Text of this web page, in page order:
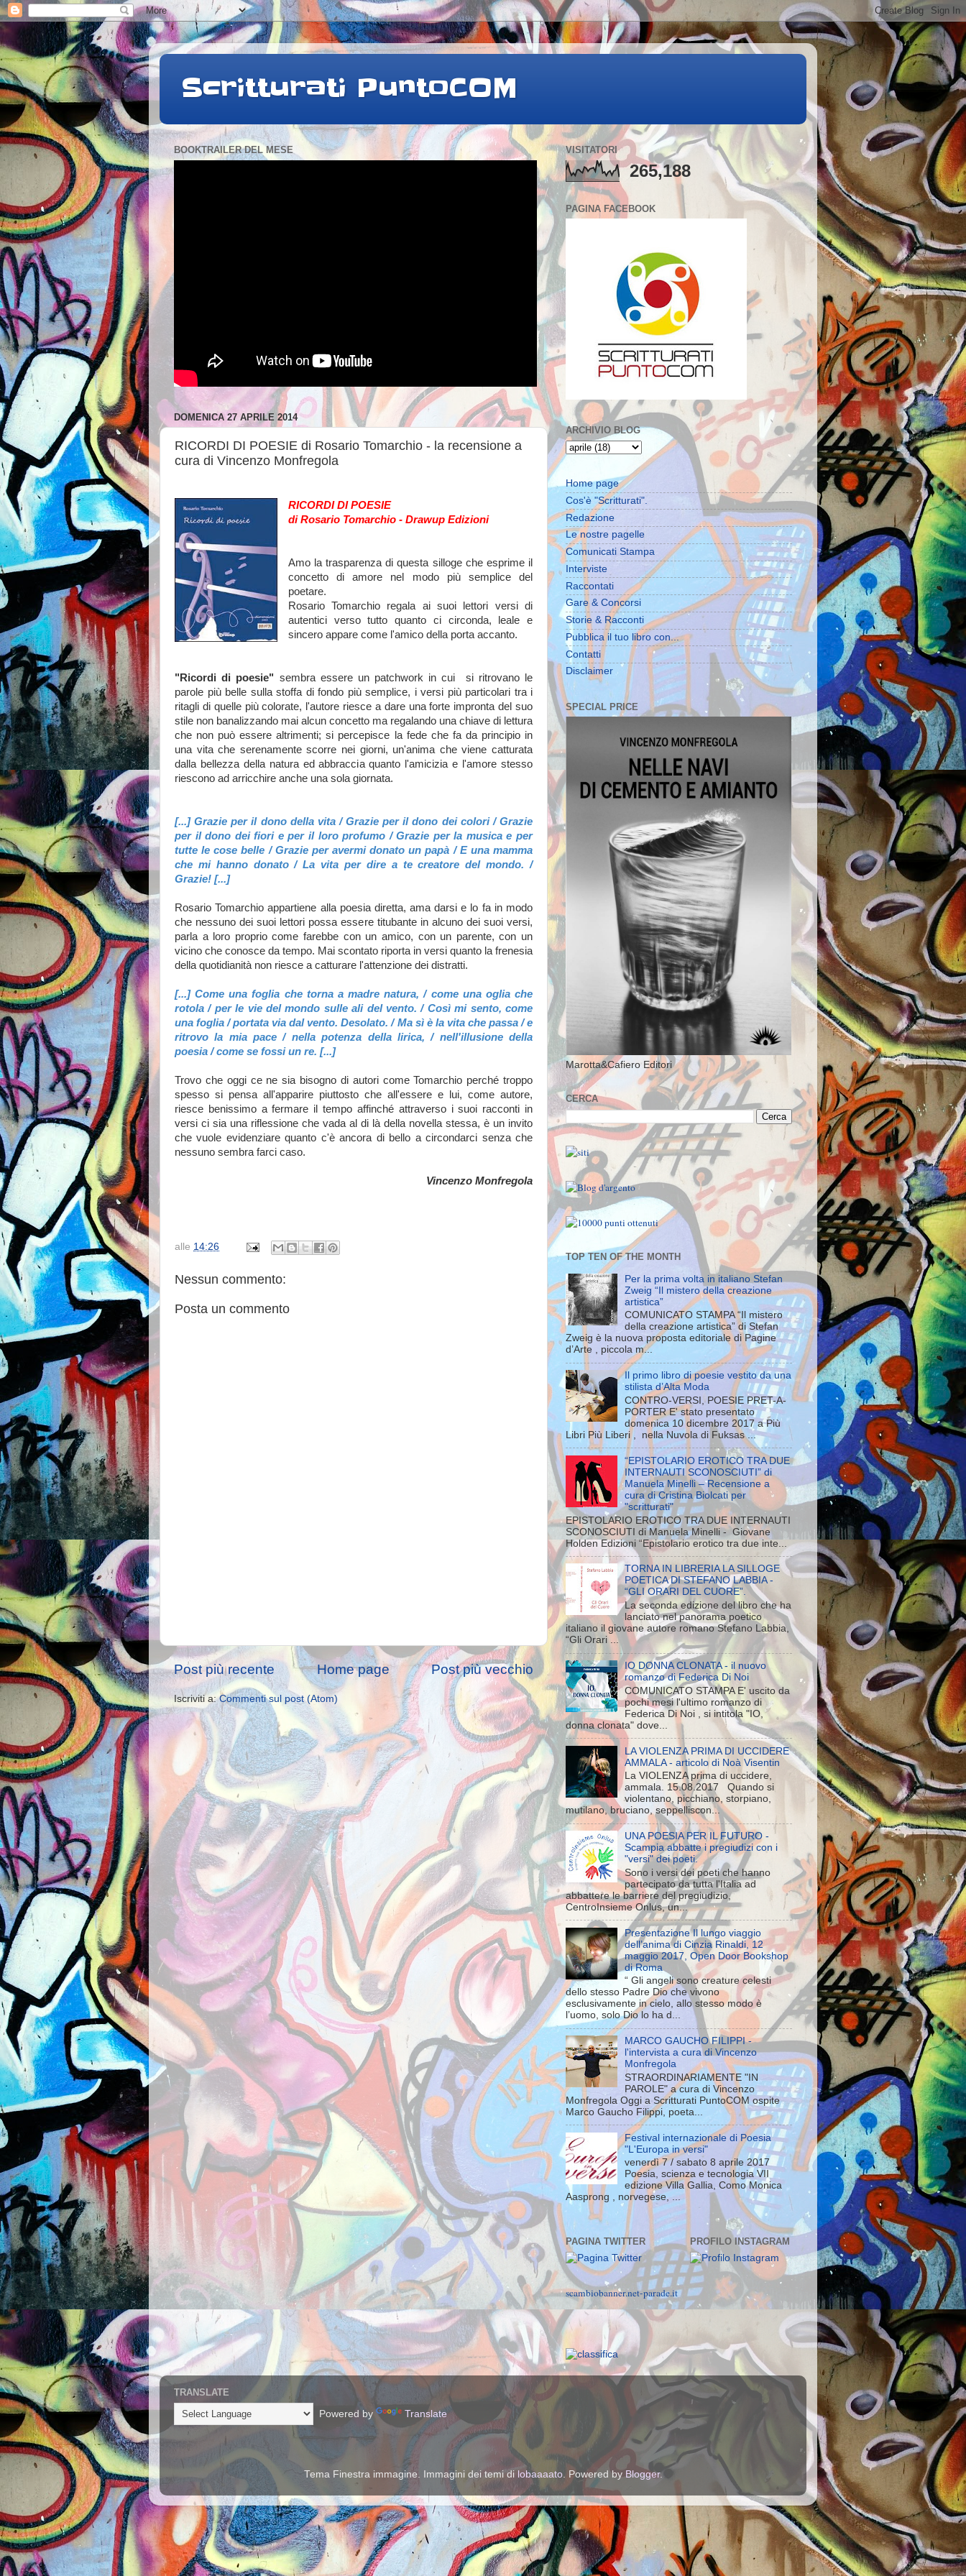
Scritturati PuntoCOM
BOOKTRAILER DEL MESE
DOMENICA 27 APRILE 2014
RICORDI DI POESIE di Rosario Tomarchio - la recensione a
cura di Vincenzo Monfregola
RICORDI DI POESIE
di Rosario Tomarchio - Drawup Edizioni
Amo la trasparenza di questa silloge che esprime il
concetto di amore nel modo più semplice del
poetare.
Rosario Tomarchio regala ai suoi lettori versi di
autentici verso tutto quanto ci circonda, leale e
sincero appare come l'amico della porta accanto.
"Ricordi di poesie" sembra essere un patchwork in cui si ritrovano le
parole più belle sulla stoffa di fondo più semplice, i versi più particolari tra i
ritagli di quelle più colorate, l'autore riesce a dare una forte impronta del suo
stile non banalizzando mai alcun concetto ma regalando una chiave di lettura
che non può essere altrimenti; si percepisce la fede che fa da principio in
una vita che serenamente scorre nei giorni, un'anima che viene catturata
dalla bellezza della natura ed abbraccia quanto l'amicizia e l'amore stesso
riescono ad arricchire anche una sola giornata.
[...] Grazie per il dono della vita / Grazie per il dono dei colori / Grazie
per il dono dei fiori e per il loro profumo / Grazie per la musica e per
tutte le cose belle / Grazie per avermi donato un papà / E una mamma
che mi hanno donato / La vita per dire a te creatore del mondo. /
Grazie! [...]
Rosario Tomarchio appartiene alla poesia diretta, ama darsi e lo fa in modo
che nessuno dei suoi lettori possa essere titubante in alcuno dei suoi versi,
parla a loro proprio come farebbe con un amico, con un parente, con un
vicino che conosce da tempo. Mai scontato riporta in versi quanto la frenesia
della quotidianità non riesce a catturare l'attenzione dei distratti.
[...] Come una foglia che torna a madre natura, / come una oglia che
rotola / per le vie del mondo sulle ali del vento. / Così mi sento, come
una foglia / portata via dal vento. Desolato. / Ma sì è la vita che passa / e
ritrovo la mia pace / nella potenza della lirica, / nell'illusione della
poesia / come se fossi un re. [...]
Trovo che oggi ce ne sia bisogno di autori come Tomarchio perché troppo
spesso si pensa all'apparire piuttosto che all'essere e lui, come autore,
riesce benissimo a fermare il tempo affinché attraverso i suoi racconti in
versi ci sia una riflessione che vada al di là della novella stessa, è un invito
che vuole evidenziare quanto c'è ancora di bello a circondarci senza che
nessuno sembra farci caso.
Vincenzo Monfregola
alle 14:26
Nessun commento:
Posta un commento
Post più recente Post più vecchio
Home page
Iscriviti a:Commenti sul post (Atom)
VISITATORI
265,188
PAGINA FACEBOOK
ARCHIVIO BLOG
Home page
Cos'è "Scritturati".
Redazione
Le nostre pagelle
Comunicati Stampa
Interviste
Raccontati
Gare & Concorsi
Storie & Racconti
Pubblica il tuo libro con...
Contatti
Disclaimer
SPECIAL PRICE
Marotta&Cafiero Editori
CERCA
TOP TEN OF THE MONTH
Per la prima volta in italiano Stefan
Zweig “Il mistero della creazione
artistica”
COMUNICATO STAMPA “Il mistero
della creazione artistica” di Stefan
Zweig è la nuova proposta editoriale di Pagine
d’Arte , piccola m...
Il primo libro di poesie vestito da una
stilista d’Alta Moda
CONTRO-VERSI, POESIE PRET-A-
PORTER E' stato presentato
domenica 10 dicembre 2017 a Più
Libri Più Liberi , nella Nuvola di Fuksas ...
“EPISTOLARIO EROTICO TRA DUE
INTERNAUTI SCONOSCIUTI” di
Manuela Minelli – Recensione a
cura di Cristina Biolcati per
"scritturati"
EPISTOLARIO EROTICO TRA DUE INTERNAUTI
SCONOSCIUTI di Manuela Minelli - Giovane
Holden Edizioni “Epistolario erotico tra due inte...
TORNA IN LIBRERIA LA SILLOGE
POETICA DI STEFANO LABBIA -
“GLI ORARI DEL CUORE”.
La seconda edizione del libro che ha
lanciato nel panorama poetico
italiano il giovane autore romano Stefano Labbia,
“Gli Orari ...
IO DONNA CLONATA - il nuovo
romanzo di Federica Di Noi
COMUNICATO STAMPA E' uscito da
pochi mesi l'ultimo romanzo di
Federica Di Noi , si intitola "IO,
donna clonata" dove...
LA VIOLENZA PRIMA DI UCCIDERE
AMMALA - articolo di Noà Visentin
La VIOLENZA prima di uccidere,
ammala. 15.08.2017 Quando si
violentano, picchiano, storpiano,
mutilano, bruciano, seppelliscon...
UNA POESIA PER IL FUTURO -
Scampia abbatte i pregiudizi con i
"versi" dei poeti.
Sono i versi dei poeti che hanno
partecipato da tutta l'Italia ad
abbattere le barriere del pregiudizio,
CentroInsieme Onlus, un...
Presentazione Il lungo viaggio
dell’anima di Cinzia Rinaldi, 12
maggio 2017, Open Door Bookshop
di Roma
“ Gli angeli sono creature celesti
dello stesso Padre Dio che vivono
esclusivamente in cielo, allo stesso modo è
l’uomo, solo Dio lo ha d...
MARCO GAUCHO FILIPPI -
l'intervista a cura di Vincenzo
Monfregola
STRAORDINARIAMENTE "IN
PAROLE" a cura di Vincenzo
Monfregola Oggi a Scritturati PuntoCOM ospite
Marco Gaucho Filippi, poeta...
Festival internazionale di Poesia
"L'Europa in versi"
venerdì 7 / sabato 8 aprile 2017
Poesia, scienza e tecnologia VII
edizione Villa Gallia, Como Monica
Aasprong , norvegese, ...
PAGINA TWITTER PROFILO INSTAGRAM
scambiobanner.net-parade.it
TRANSLATE
Powered by
Translate
Tema Finestra immagine. Immagini dei temi di lobaaaato. Powered by Blogger.